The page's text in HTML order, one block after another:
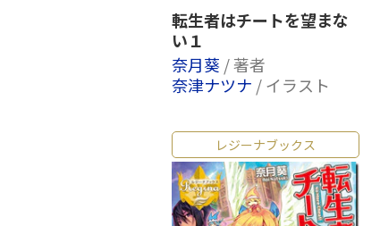
転生者はチートを望まな
い１
奈月葵 / 著者
奈津ナツナ / イラスト
レジーナブックス